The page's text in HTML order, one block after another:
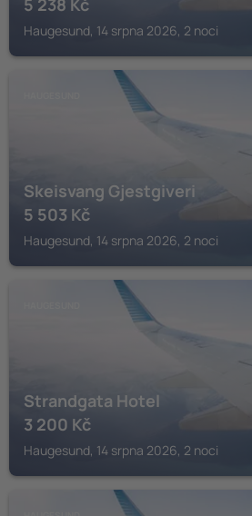
5 238 Kč
Haugesund, 14 srpna 2026, 2 noci
Skeisvang Gjestgiveri
5 503 Kč
Haugesund, 14 srpna 2026, 2 noci
Strandgata Hotel
3 200 Kč
Haugesund, 14 srpna 2026, 2 noci